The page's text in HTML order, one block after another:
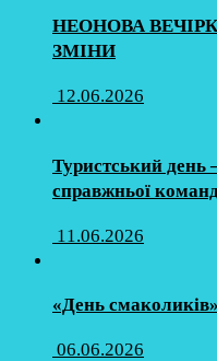
НЕОНОВА
ЗМІНИ
12.06.2026
Туристський день
справжньої
11.06.2026
«День смаколиків»
06.06.2026